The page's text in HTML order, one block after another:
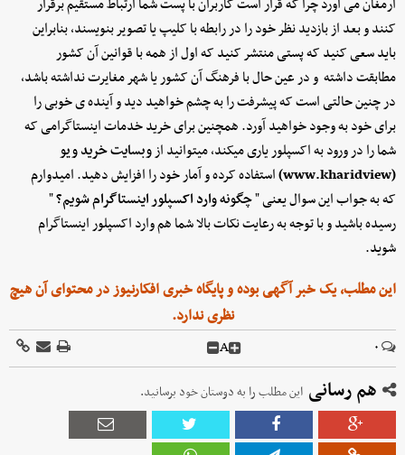
کنند و بعد از بازدید نظر خود را در رابطه با کلیپ یا تصویر بنویسند، بنابراین
باید سعی کنید که پستی منتشر کنید که اول از همه با قوانین آن کشور
مطابقت داشته و در عین حال با فرهنگ آن کشور یا شهر مغایرت نداشته باشد،
در چنین حالتی است که پیشرفت را به چشم خواهید دید و آینده ی خوبی را
برای خود به وجود خواهید آورد. همچنین برای خرید خدمات اینستاگرامی که
شما را در ورود به اکسپلور یاری میکند، میتوانید ازوبسایت خرید ویو
(www.kharidview)
استفاده کرده و آمار خود را افزایش دهید. امیدوارم
که به جواب این سوال یعنی "چگونه وارد اکسپلور اینستاگرام شویم؟"
رسیده باشید و با توجه به رعایت نکات بالا شما هم وارد اکسپلور اینستاگرام
شوید.
این مطلب، یک خبر آگهی بوده و پایگاه خبری افکارنیوز در محتوای آن هیچ
نظری ندارد.
۰ A
هم رسانی این مطلب را به دوستان خود برسانید.